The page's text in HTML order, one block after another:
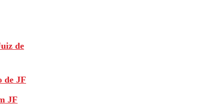
de
de JF
JF